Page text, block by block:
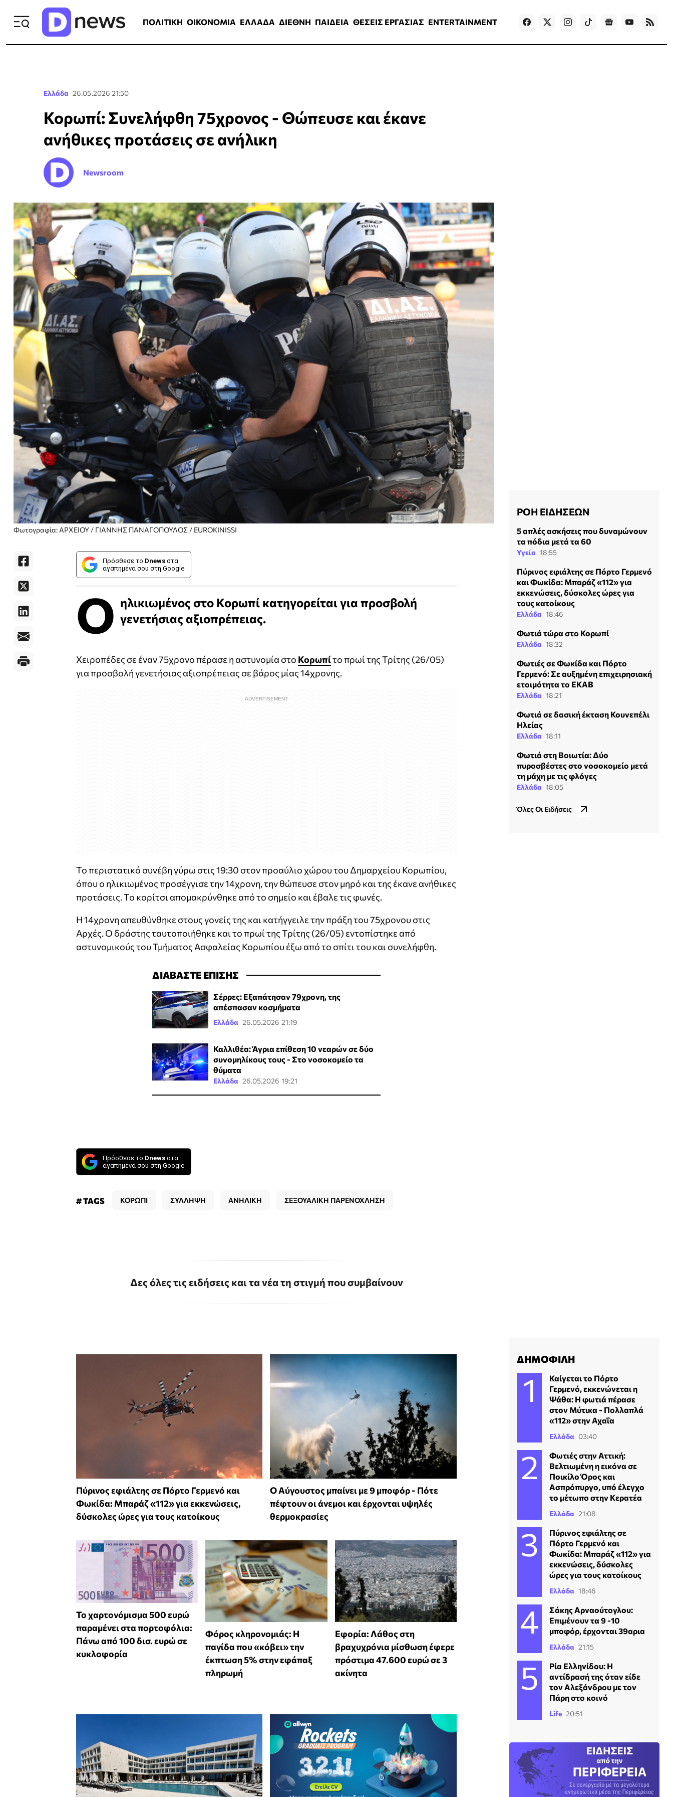
ΠΟΛΙΤΙΚΗ ΟΙΚΟΝΟΜΙΑ ΕΛΛΑΔΑ ΔΙΕΘΝΗ ΠΑΙΔΕΙΑ ΘΕΣΕΙΣ ΕΡΓΑΣΙΑΣ ENTERTAINMENT Games
Ελλάδα 26.05.2026 21:50
Κορωπί: Συνελήφθη 75χρονος - Θώπευσε και έκανε
ανήθικες προτάσεις σε ανήλικη
Newsroom
Φωτογραφία: ΑΡΧΕΙΟΥ / ΓΙΑΝΝΗΣ ΠΑΝΑΓΟΠΟΥΛΟΣ / EUROKINISSI
Πρόσθεσε το Dnews στα
αγαπημένα σου στη Google
Ο ηλικιωμένος στο Κορωπί κατηγορείται για προσβολή
γενετήσιας αξιοπρέπειας.
Χειροπέδες σε έναν 75χρονο πέρασε η αστυνομία στο Κορωπίτο πρωί της Τρίτης (26/05)
για προσβολή γενετήσιας αξιοπρέπειας σε βάρος μίας 14χρονης.
Το περιστατικό συνέβη γύρω στις 19:30 στον προαύλιο χώρου του Δημαρχείου Κορωπίου,
όπου ο ηλικιωμένος προσέγγισε την 14χρονη, την θώπευσε στον μηρό και της έκανε ανήθικες
προτάσεις. Το κορίτσι απομακρύνθηκε από το σημείο και έβαλε τις φωνές.
Η 14χρονη απευθύνθηκε στους γονείς της και κατήγγειλε την πράξη του 75χρονου στις
Αρχές. Ο δράστης ταυτοποιήθηκε και το πρωί της Τρίτης (26/05) εντοπίστηκε από
αστυνομικούς του Τμήματος Ασφαλείας Κορωπίου έξω από το σπίτι του και συνελήφθη.
ΔΙΑΒΑΣΤΕ ΕΠΙΣΗΣ
Σέρρες: Εξαπάτησαν 79χρονη, της
απέσπασαν κοσμήματα
Ελλάδα 26.05.2026 21:19
Καλλιθέα: Άγρια επίθεση 10 νεαρών σε δύο
συνομηλίκους τους - Στο νοσοκομείο τα
θύματα
Ελλάδα 26.05.2026 19:21
Πρόσθεσε το Dnews στα
αγαπημένα σου στη Google
# TAGS ΚΟΡΩΠΙ ΣΥΛΛΗΨΗ ΑΝΗΛΙΚΗ ΣΕΞΟΥΑΛΙΚΗ ΠΑΡΕΝΟΧΛΗΣΗ
Δες όλες τις ειδήσεις και τα νέα τη στιγμή που συμβαίνουν
Πύρινος εφιάλτης σε Πόρτο Γερμενό και
Φωκίδα: Μπαράζ «112» για εκκενώσεις,
δύσκολες ώρες για τους κατοίκους
Ο Αύγουστος μπαίνει με 9 μποφόρ - Πότε
πέφτουν οι άνεμοι και έρχονται υψηλές
θερμοκρασίες
Το χαρτονόμισμα 500 ευρώ
παραμένει στα πορτοφόλια:
Πάνω από 100 δισ. ευρώ σε
κυκλοφορία
Φόρος κληρονομιάς: Η
παγίδα που «κόβει» την
έκπτωση 5% στην εφάπαξ
πληρωμή
Εφορία: Λάθος στη
βραχυχρόνια μίσθωση έφερε
πρόστιμα 47.600 ευρώ σε 3
ακίνητα
ΡΟΗ ΕΙΔΗΣΕΩΝ
5 απλές ασκήσεις που δυναμώνουν
τα πόδια μετά τα 60
Υγεία 18:55
Πύρινος εφιάλτης σε Πόρτο Γερμενό
και Φωκίδα: Μπαράζ «112» για
εκκενώσεις, δύσκολες ώρες για
τους κατοίκους
Ελλάδα 18:46
Φωτιά τώρα στο Κορωπί
Ελλάδα 18:32
Φωτιές σε Φωκίδα και Πόρτο
Γερμενό: Σε αυξημένη επιχειρησιακή
ετοιμότητα το ΕΚΑΒ
Ελλάδα 18:21
Φωτιά σε δασική έκταση Κουνεπέλι
Ηλείας
Ελλάδα 18:11
Φωτιά στη Βοιωτία: Δύο
πυροσβέστες στο νοσοκομείο μετά
τη μάχη με τις φλόγες
Ελλάδα 18:05
Όλες Οι Ειδήσεις
ΔΗΜΟΦΙΛΗ
Καίγεται το Πόρτο
Γερμενό, εκκενώνεται η
Ψάθα: H φωτιά πέρασε
στον Μύτικα - Πολλαπλά
«112» στην Αχαΐα
Ελλάδα 03:40
Φωτιές στην Αττική:
Βελτιωμένη η εικόνα σε
Ποικίλο Όρος και
Ασπρόπυργο, υπό έλεγχο
το μέτωπο στην Κερατέα
Ελλάδα 21:08
Πύρινος εφιάλτης σε
Πόρτο Γερμενό και
Φωκίδα: Μπαράζ «112» για
εκκενώσεις, δύσκολες
ώρες για τους κατοίκους
Ελλάδα 18:46
Σάκης Αρναούτογλου:
Επιμένουν τα 9 -10
μποφόρ, έρχονται 39αρια
Ελλάδα 21:15
Ρία Ελληνίδου: Η
αντίδρασή της όταν είδε
τον Αλεξάνδρου με τον
Πάρη στο κοινό
Life 20:51